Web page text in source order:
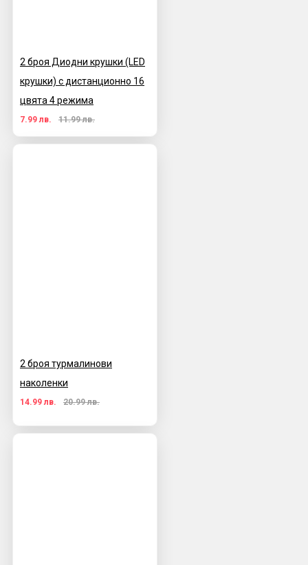
2 броя Диодни крушки (LED
крушки) с дистанционно 16
цвята 4 режима
7.99 лв. 11.99 лв.
2 броя турмалинови
наколенки
14.99 лв. 20.99 лв.